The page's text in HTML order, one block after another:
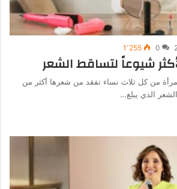
0 1٬255
من كل ثلاث نساء تفقد من شعرها أكثر من
الذي يبلغ…